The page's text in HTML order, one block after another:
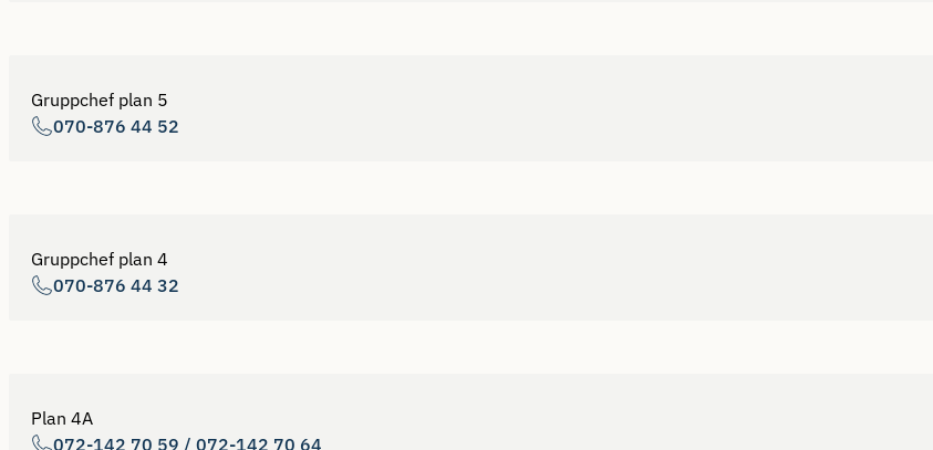
Gruppchef plan 5
070-876 44 52
Gruppchef plan 4
070-876 44 32
Plan 4A
072-142 70 59 / 072-142 70 64